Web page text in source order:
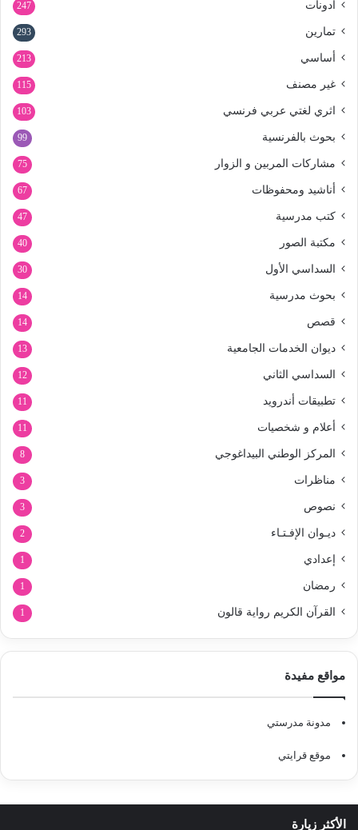
آدونات 247
تمارين 293
أساسي 213
غير مصنف 115
اثري لغتي عربي فرنسي 103
بحوث بالفرنسية 99
مشاركات المربين و الزوار 75
أناشيد ومحفوظات 67
كتب مدرسية 47
مكتبة الصور 40
السداسي الأول 30
بحوث مدرسية 14
قصص 14
ديوان الخدمات الجامعية 13
السداسي الثاني 12
تطبيقات أندرويد 11
أعلام و شخصيات 11
المركز الوطني البيداغوجي 8
مناظرات 3
نصوص 3
ديـوان الإفـتـاء 2
إعدادي 1
رمضان 1
القرآن الكريم رواية قالون 1
مواقع مفيدة
مدونة مدرستي
موقع قرايتي
الأكثر زيارة